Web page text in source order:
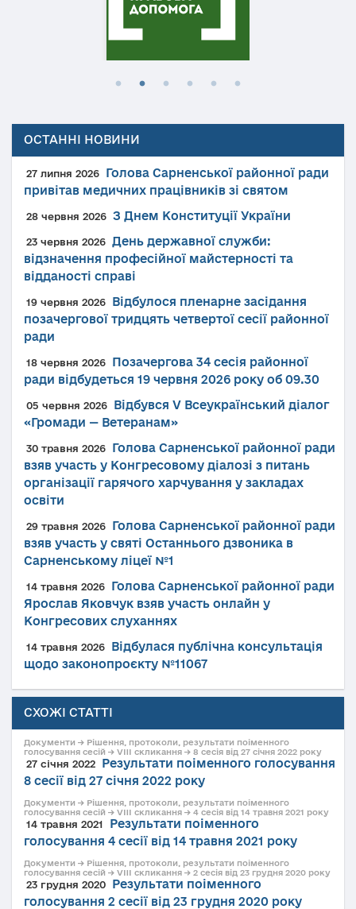
ОСТАННІ НОВИНИ
27 липня 2026
Голова Сарненської районної ради
привітав медичних працівників зі святом
28 червня 2026 З Днем Конституції України
23 червня 2026 День державної служби:
відзначення професійної майстерності та
відданості справі
19 червня 2026
Відбулося пленарне засідання
позачергової тридцять четвертої сесії районної
ради
18 червня 2026
Позачергова 34 сесія районної
ради відбудеться 19 червня 2026 року об 09.30
05 червня 2026
Відбувся V Всеукраїнський діалог
«Громади — Ветеранам»
30 травня 2026
Голова Сарненської районної ради
взяв участь у Конгресовому діалозі з питань
організації гарячого харчування у закладах
освіти
29 травня 2026
Голова Сарненської районної ради
взяв участь у святі Останнього дзвоника в
Сарненському ліцеї №1
14 травня 2026
Голова Сарненської районної ради
Ярослав Яковчук взяв участь онлайн у
Конгресових слуханнях
14 травня 2026
Відбулася публічна консультація
щодо законопроєкту №11067
СХОЖІ СТАТТІ
Документи → Рішення, протоколи, результати поіменного
голосування сесій → VIII скликання → 8 сесія від 27 січня 2022 року
27 січня 2022
Результати поіменного голосування
8 сесії від 27 січня 2022 року
Документи → Рішення, протоколи, результати поіменного
голосування сесій → VIII скликання → 4 сесія від 14 травня 2021 року
14 травня 2021
Результати поіменного
голосування 4 сесії від 14 травня 2021 року
Документи → Рішення, протоколи, результати поіменного
голосування сесій → VIII скликання → 2 сесія від 23 грудня 2020 року
23 грудня 2020
Результати поіменного
голосування 2 сесії від 23 грудня 2020 року